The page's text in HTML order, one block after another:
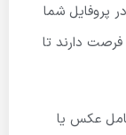
پروفایل شما
شما فرصت دارند تا
عکس یا